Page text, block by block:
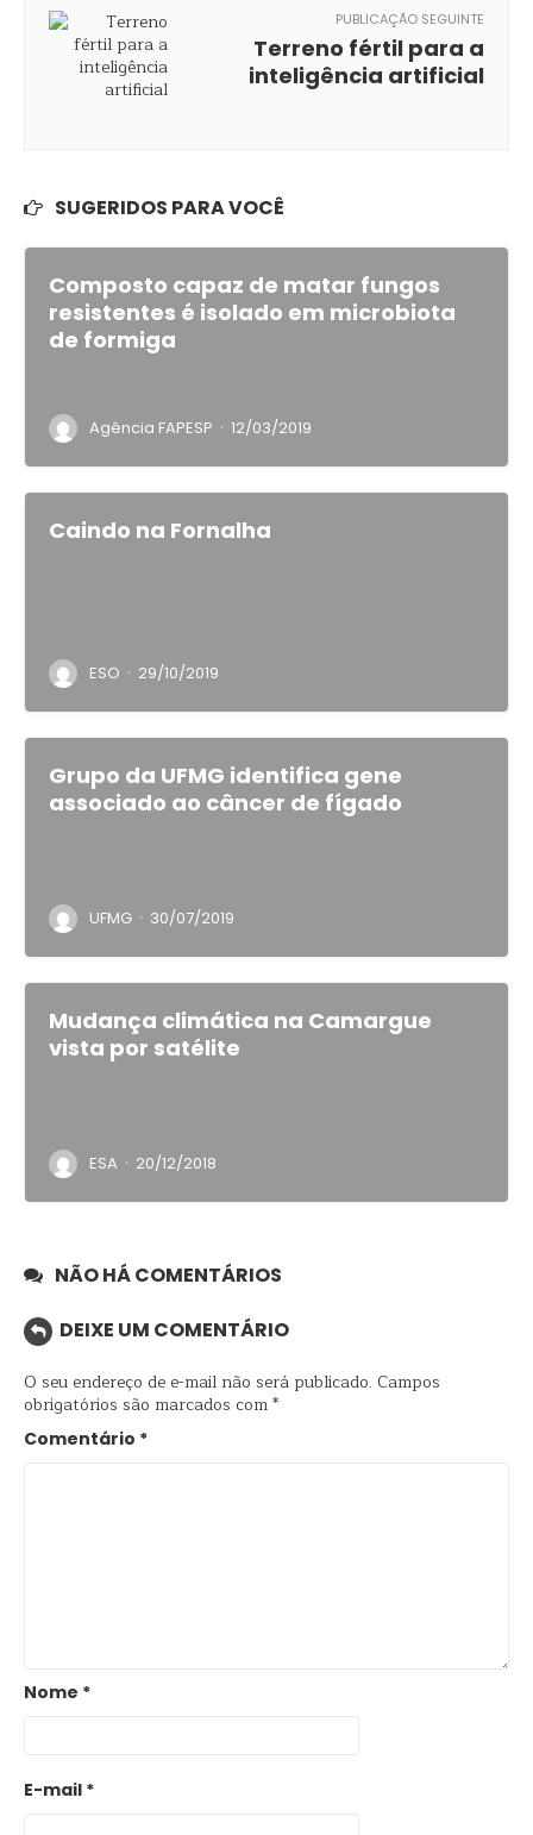
PUBLICAÇÃO SEGUINTE
Terreno fértil para a
inteligência artificial
SUGERIDOS PARA VOCÊ
Composto capaz de matar fungos
resistentes é isolado em microbiota
de formiga
Agência FAPESP · 12/03/2019
Caindo na Fornalha
ESO · 29/10/2019
Grupo da UFMG identifica gene
associado ao câncer de fígado
UFMG · 30/07/2019
Mudança climática na Camargue
vista por satélite
ESA · 20/12/2018
NÃO HÁ COMENTÁRIOS
DEIXE UM COMENTÁRIO
O seu endereço de e-mail não será publicado. Campos
obrigatórios são marcados com*
Comentário *
Nome *
E-mail *